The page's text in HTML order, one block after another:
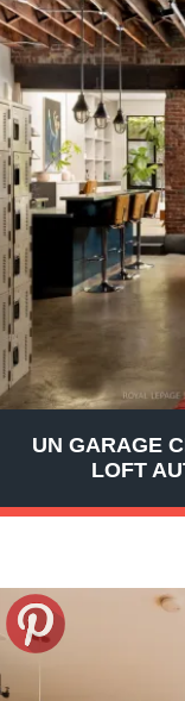
UN GARAGE
LOFT